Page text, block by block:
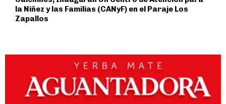
la Niñez y las Familias (CANyF) en el Paraje Los
Zapallos